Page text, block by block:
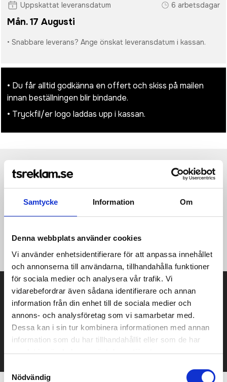
Samtycke Information Om
Denna webbplats använder cookies
Vi använder enhetsidentifierare för att anpassa innehållet
och annonserna till användarna, tillhandahålla funktioner
för sociala medier och analysera vår trafik. Vi
vidarebefordrar även sådana identifierare och annan
information från din enhet till de sociala medier och
annons- och analysföretag som vi samarbetar med.
Dessa kan i sin tur kombinera informationen med annan
information som du har tillhandahållit eller som de har
samlat in när du har använt deras tjänster.
Nödvändig
Uppskattat leveransdatum 6 arbetsdagar
Mån. 17 Augusti
• Snabbare leverans? Ange önskat leveransdatum i kassan.
• Du får alltid godkänna en offert och skiss på mailen
innan beställningen blir bindande.
• Tryckfil/er logo laddas upp i kassan.
Produktinformation Recensioner (954st)
Noir anteckningsbok, medelstor. Noir notisbok har ett mjukt
Notisboken innehåller 96 (70 g/m²) linjerade, beigefärgade
blad. PU.
Prisuppgift på mailen?
mailen.
Det går också utmärkt att bara ställa frågor!